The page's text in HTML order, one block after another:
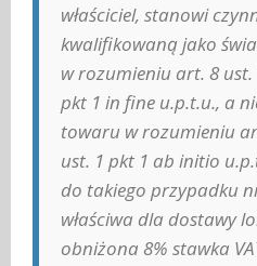
właściciel, stanowi
kwalifikowaną jako
w rozumieniu art. 8 ust.
pkt 1 in fine u.p.t.u., a
towaru w rozumieniu
ust. 1 pkt 1 ab initio
do takiego przypadku
właściwa dla dostawy
obniżona 8% stawka